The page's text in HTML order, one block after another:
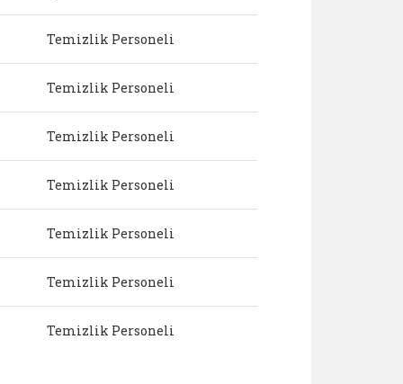
Temizlik Personeli
Temizlik Personeli
Temizlik Personeli
Temizlik Personeli
Temizlik Personeli
Temizlik Personeli
Temizlik Personeli